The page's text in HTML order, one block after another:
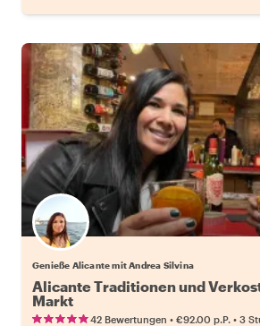
Genieße Alicante mit Andrea Silvina
Alicante Traditionen und
Markt
42 Bewertungen • €92.00 p.P. • 3